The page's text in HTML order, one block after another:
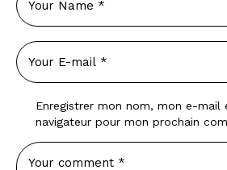
Enregistrer mon nom, mon e-mail
navigateur pour mon prochain